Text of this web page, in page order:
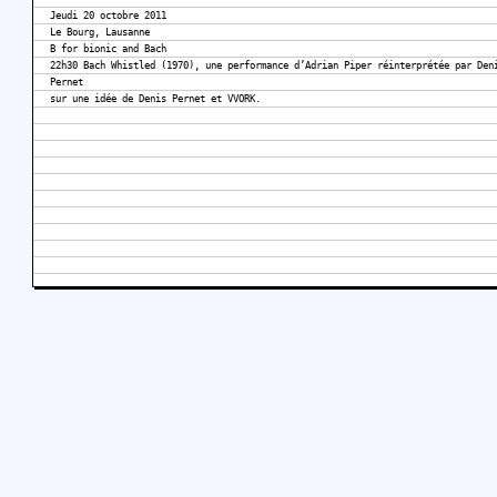
Jeudi 20 octobre 2011
Le Bourg, Lausanne
B for bionic and Bach
22h30 Bach Whistled (1970), une performance d’Adrian Piper réinterprétée par
Pernet
sur une idée de Denis Pernet et VVORK.